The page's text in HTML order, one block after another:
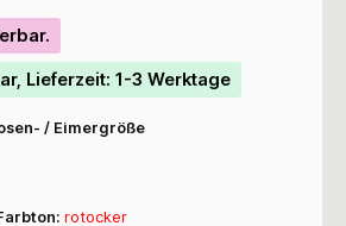
Lieferzeit: 1-3 Werktage
/ Eimergröße
rotocker